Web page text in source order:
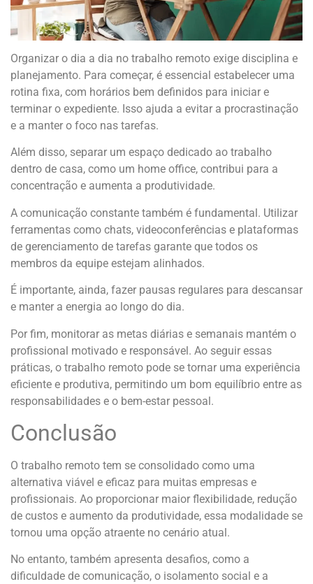
Organizar o dia a dia no trabalho remoto exige disciplina e
planejamento. Para começar, é essencial estabelecer uma
rotina fixa, com horários bem definidos para iniciar e
terminar o expediente. Isso ajuda a evitar a procrastinação
e a manter o foco nas tarefas.
Além disso, separar um espaço dedicado ao trabalho
dentro de casa, como um home office, contribui para a
concentração e aumenta a produtividade.
A comunicação constante também é fundamental. Utilizar
ferramentas como chats, videoconferências e plataformas
de gerenciamento de tarefas garante que todos os
membros da equipe estejam alinhados.
É importante, ainda, fazer pausas regulares para descansar
e manter a energia ao longo do dia.
Por fim, monitorar as metas diárias e semanais mantém o
profissional motivado e responsável. Ao seguir essas
práticas, o trabalho remoto pode se tornar uma experiência
eficiente e produtiva, permitindo um bom equilíbrio entre as
responsabilidades e o bem-estar pessoal.
Conclusão
O trabalho remoto tem se consolidado como uma
alternativa viável e eficaz para muitas empresas e
profissionais. Ao proporcionar maior flexibilidade, redução
de custos e aumento da produtividade, essa modalidade se
tornou uma opção atraente no cenário atual.
No entanto, também apresenta desafios, como a
dificuldade de comunicação, o isolamento social e a